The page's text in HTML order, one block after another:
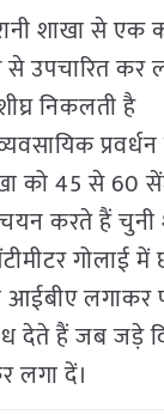
शाखा से
उपचारित कर
निकलती है
को 45 से 60
करते हैं चुनी
गोलाई
लगाकर
देते हैं जब जड़े
लगा दें।